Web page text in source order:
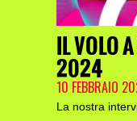
IL VOLO
2024
10 FEBBRAIO
La nostra